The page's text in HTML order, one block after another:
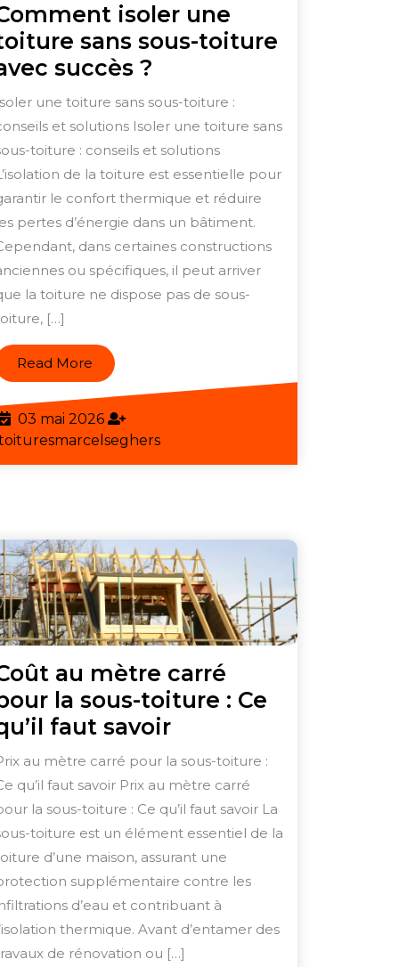
isoler une
sans sous-toiture
succès ?
isoler
une
toiture
sans
sous-
toiture
avec
succès
?
une toiture sans sous-toiture :
et solutions Isoler une toiture sans
toiture : conseils et solutions
de la toiture est essentielle pour
le confort thermique et réduire
pertes d’énergie dans un bâtiment.
dans certaines constructions
ou spécifiques, il peut arriver
la toiture ne dispose pas de sous-
[…]
Read More Read
More
03 mai 202603
mai
2026
toituresmarcelseghers
au mètre carré
la sous-toiture : Ce
faut savoirCoût
au
mètre
carré
pour
la
sous-
toiture
:
au mètre carré pour la sous-toiture :
qu’il faut savoir Prix au mètre carré
la sous-toiture : Ce qu’il faut savoir La
toiture est un élément essentiel de la
d’une maison, assurant une
supplémentaire contre les
d’eau et contribuant à
thermique. Avant d’entamer des
de rénovation ou […]